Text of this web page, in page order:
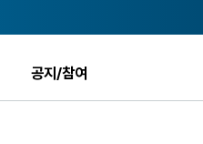
공지/참여